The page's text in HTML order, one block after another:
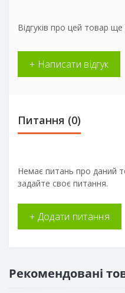
Відгуків про цей товар
+ Написати відгук
Питання (0)
Немає питань про даний
задайте своє питання.
+ Додати питання
Рекомендовані